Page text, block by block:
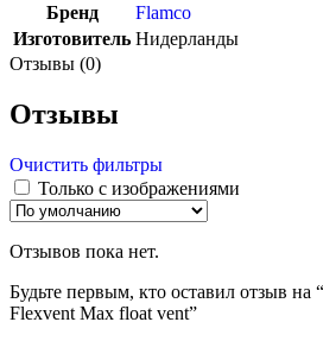
Бренд
Flamco
Изготовитель Нидерланды
Отзывы (0)
Отзывы
Очистить фильтры
Только с изображениями
Отзывов пока нет.
Будьте первым, кто оставил отзыв на
Flexvent Max float vent”